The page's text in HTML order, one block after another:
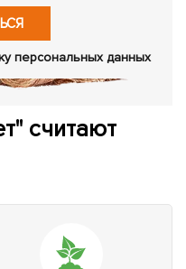
персональных данных
считают